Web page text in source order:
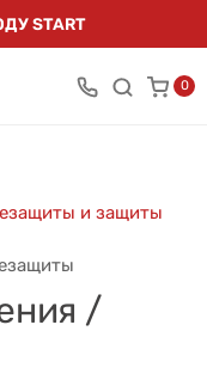
START
0
и защиты
/